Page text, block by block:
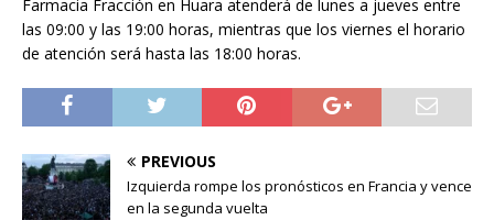
Farmacia Fracción en Huara atenderá de lunes a jueves entre
las 09:00 y las 19:00 horas, mientras que los viernes el horario
de atención será hasta las 18:00 horas.
PREVIOUS
Izquierda rompe los pronósticos en Francia y vence
en la segunda vuelta